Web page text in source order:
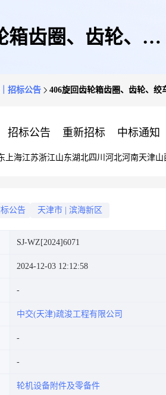
箱齿圈、齿轮、绞
箱齿圈、齿轮、绞
L形摇臂SJ-
招标公告 406旋回齿轮箱齿圈、齿轮、绞
招标公告 重新招标 中标通知
上海江苏浙江山东湖北四川 河北河南天津山
公告 天津市 滨海新区
SJ-WZ[2024]6071
2024-12-03 12:12:58
中交(天津)疏浚工程有限公司
轮机设备附件及零备件